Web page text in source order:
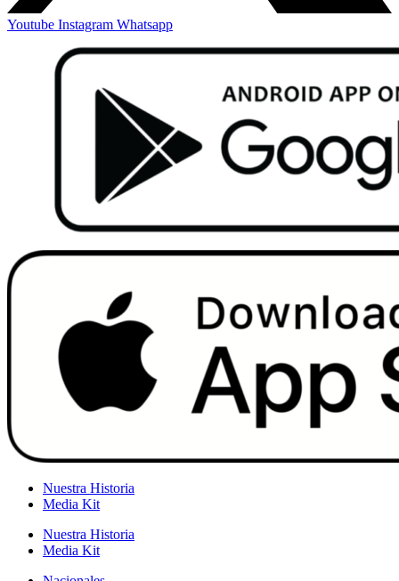
Youtube Instagram Whatsapp
Nuestra Historia
Media Kit
Nuestra Historia
Media Kit